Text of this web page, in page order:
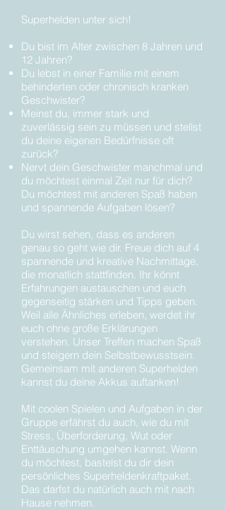
Superhelden unter sich!
Du bist im Alter zwischen 8 Jahren und
12 Jahren?
Du lebst in einer Familie mit einem
behinderten oder chronisch kranken
Geschwister?
Meinst du, immer stark und
zuverlässig sein zu müssen und stellst
du deine eigenen Bedürfnisse oft
zurück?
Nervt dein Geschwister manchmal und
du möchtest einmal Zeit nur für dich?
Du möchtest mit anderen Spaß haben
und spannende Aufgaben lösen?
Du wirst sehen, dass es anderen
genau so geht wie dir. Freue dich auf 4
spannende und kreative Nachmittage,
die monatlich stattfinden. Ihr könnt
Erfahrungen austauschen und euch
gegenseitig stärken und Tipps geben.
Weil alle Ähnliches erleben, werdet ihr
euch ohne große Erklärungen
verstehen. Unser Treffen machen Spaß
und steigern dein Selbstbewusstsein.
Gemeinsam mit anderen Superhelden
kannst du deine Akkus auftanken!
Mit coolen Spielen und Aufgaben in der
Gruppe erfährst du auch, wie du mit
Stress, Überforderung, Wut oder
Enttäuschung umgehen kannst. Wenn
du möchtest, bastelst du dir dein
persönliches Superheldenkraftpaket.
Das darfst du natürlich auch mit nach
Hause nehmen.